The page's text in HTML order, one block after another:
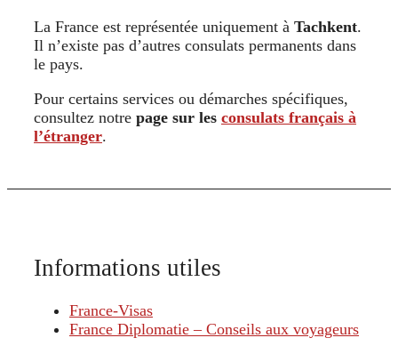
La France est représentée uniquement à Tachkent.
Il n’existe pas d’autres consulats permanents dans
le pays.
Pour certains services ou démarches spécifiques,
consultez notre page sur les consulats français à
l’étranger.
Informations utiles
France-Visas
France Diplomatie – Conseils aux voyageurs